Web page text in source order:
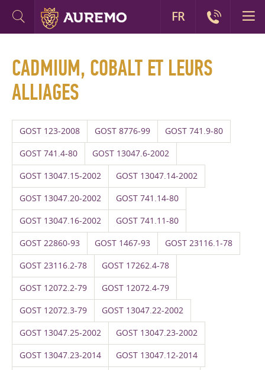
CADMIUM, COBALT ET LEURS
ALLIAGES
GOST 123-2008 GOST 8776-99 GOST 741.9-80
GOST 741.4-80 GOST 13047.6-2002
GOST 13047.15-2002 GOST 13047.14-2002
GOST 13047.20-2002 GOST 741.14-80
GOST 13047.16-2002 GOST 741.11-80
GOST 22860-93 GOST 1467-93 GOST 23116.1-78
GOST 23116.2-78 GOST 17262.4-78
GOST 12072.2-79 GOST 12072.4-79
GOST 12072.3-79 GOST 13047.22-2002
GOST 13047.25-2002 GOST 13047.23-2002
GOST 13047.23-2014 GOST 13047.12-2014
FR